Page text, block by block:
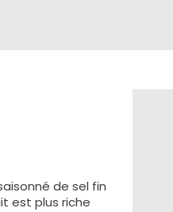
de sel fin
est plus riche